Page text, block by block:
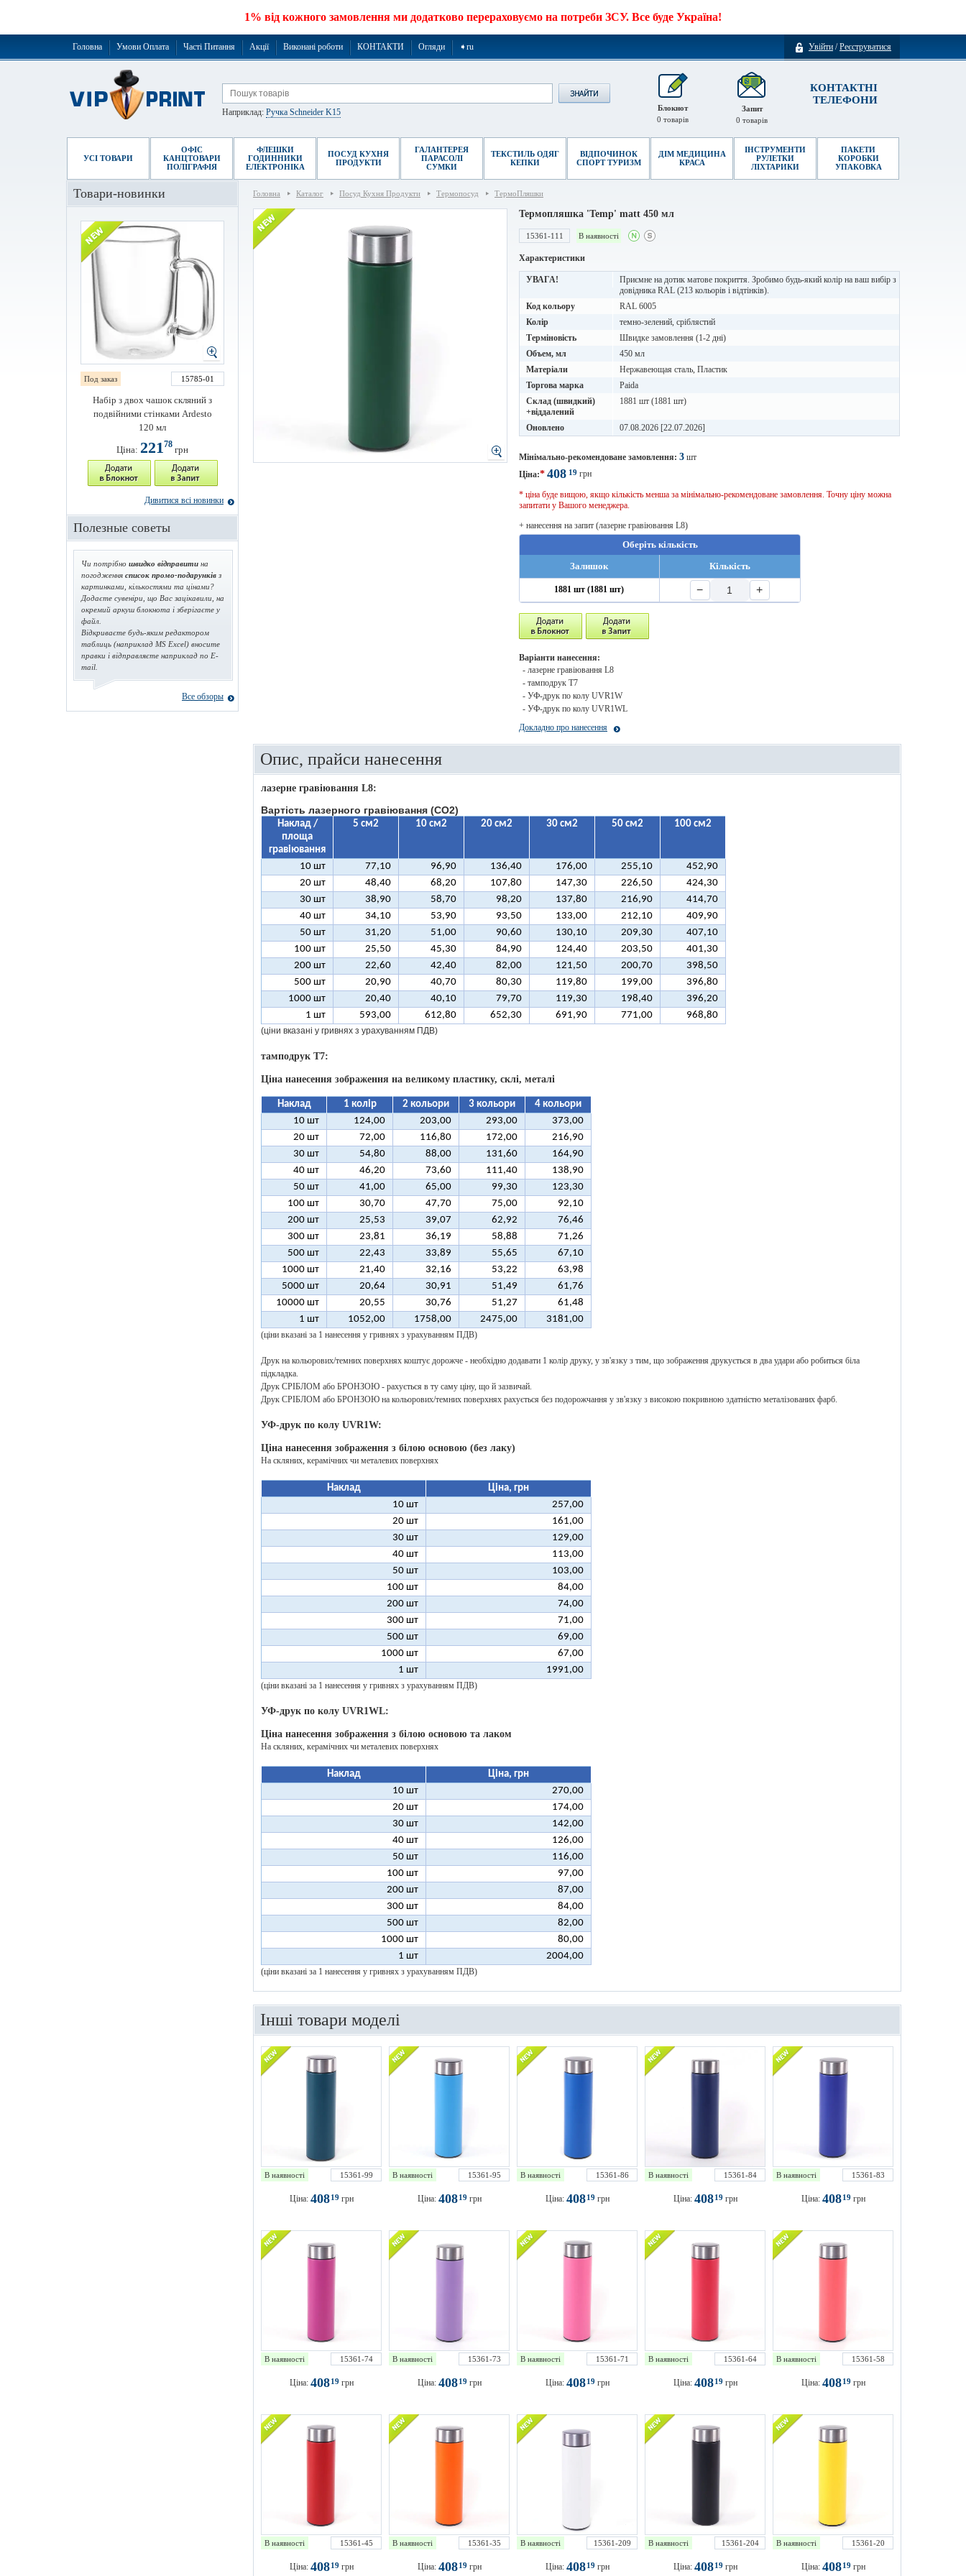
1% від кожного замовлення ми додатково перераховуємо на потреби ЗСУ. Все буде Україна!
Увійти /Реєструватися
Головна Умови Оплата Часті Питання Акції Виконані роботи КОНТАКТИ Огляди ➧ru
КОНТАКТНІ
ТЕЛЕФОНИ
Запит
0 товарів
Наприклад: Ручка Schneider K15
Блокнот
0 товарів
УСІ ТОВАРИ
ОФІС
КАНЦТОВАРИ
ПОЛІГРАФІЯ
ФЛЕШКИ
ГОДИННИКИ
ЕЛЕКТРОНІКА
ПОСУД КУХНЯ
ПРОДУКТИ
ГАЛАНТЕРЕЯ
ПАРАСОЛІ
СУМКИ
ТЕКСТИЛЬ ОДЯГ
КЕПКИ
ВІДПОЧИНОК
СПОРТ ТУРИЗМ
ДІМ МЕДИЦИНА
КРАСА
ІНСТРУМЕНТИ
РУЛЕТКИ
ЛІХТАРИКИ
ПАКЕТИ
КОРОБКИ
УПАКОВКА
Головна Каталог Посуд Кухня Продукти Термопосуд ТермоПляшки
Термопляшка 'Temp' matt 450 мл
15361-111 В наявності
Характеристики
УВАГА!
Приємне на дотик матове покриття. Зробимо будь-який колір на ваш вибір з
довідника RAL (213 кольорів і відтінків).
Код кольору
RAL 6005
Колір
темно-зелений, сріблястий
Терміновість
Швидке замовлення (1-2 дні)
Объем, мл
450 мл
Матеріали
Нержавеющая сталь, Пластик
Торгова марка
Paida
Склад (швидкий)
+віддалений
1881 шт (1881 шт)
Оновлено 07.08.2026 [22.07.2026]
Мінімально-рекомендоване замовлення: 3 шт
Ціна:* 408 19 грн
* ціна буде вищою, якщо кількість менша за мінімально-рекомендоване замовлення. Точну ціну можна
запитати у Вашого менеджера.
+ нанесення на запит (лазерне гравіювання L8)
Оберіть кількість
Залишок
Кількість
1881 шт (1881 шт) − +
Варіанти нанесення:
- лазерне гравіювання L8
- тамподрук T7
- УФ-друк по колу UVR1W
- УФ-друк по колу UVR1WL
Докладно про нанесення
Опис, прайси нанесення
лазерне гравіювання L8:
Вартість лазерного гравіювання (CO2)
Наклад /
площа
гравіювання
5 см2 10 см2 20 см2 30 см2 50 см2 100 см2
10 шт 77,10 96,90 136,40 176,00 255,10
452,90
20 шт
48,40 68,20 107,80 147,30 226,50
424,30
30 шт
38,90 58,70 98,20 137,80 216,90
414,70
40 шт
34,10 53,90 93,50 133,00 212,10
409,90
50 шт
31,20 51,00 90,60 130,10 209,30
407,10
100 шт
25,50 45,30 84,90 124,40 203,50
401,30
200 шт
22,60 42,40 82,00 121,50 200,70
398,50
500 шт
20,90 40,70 80,30 119,80 199,00
396,80
1000 шт
20,40 40,10 79,70 119,30 198,40
396,20
1 шт
593,00 612,80 652,30 691,90 771,00 968,80
(ціни вказані у гривнях з урахуванням ПДВ)
тамподрук T7:
Ціна нанесення зображення на великому пластику, склі, металі
Наклад 1 колір 2 кольори 3 кольори
4 кольори
10 шт
124,00 203,00 293,00
373,00
20 шт
72,00 116,80 172,00
216,90
30 шт
54,80 88,00 131,60
164,90
40 шт
46,20 73,60 111,40
138,90
50 шт
41,00 65,00 99,30
123,30
100 шт
30,70 47,70 75,00
92,10
200 шт
25,53 39,07 62,92
76,46
300 шт
23,81 36,19 58,88
71,26
500 шт
22,43 33,89 55,65
67,10
1000 шт
21,40 32,16 53,22
63,98
5000 шт
20,64 30,91 51,49
61,76
10000 шт
20,55 30,76 51,27
61,48
1 шт
1052,00 1758,00 2475,00 3181,00
(ціни вказані за 1 нанесення у гривнях з урахуванням ПДВ)
Друк на кольорових/темних поверхнях коштує дорожче - необхідно додавати 1 колір друку, у зв'язку з тим, що зображення друкується в два удари або робиться біла
підкладка.
Друк СРІБЛОМ або БРОНЗОЮ - рахується в ту саму ціну, що й зазвичай.
Друк СРІБЛОМ або БРОНЗОЮ на кольорових/темних поверхнях рахується без подорожчання у зв'язку з високою покривною здатністю металізованих фарб.
УФ-друк по колу UVR1W:
Ціна нанесення зображення з білою основою (без лаку)
На скляних, керамічних чи металевих поверхнях
Наклад
Ціна, грн
10 шт
257,00
20 шт
161,00
30 шт
129,00
40 шт
113,00
50 шт
103,00
100 шт
84,00
200 шт
74,00
300 шт
71,00
500 шт
69,00
1000 шт
67,00
1 шт
1991,00
(ціни вказані за 1 нанесення у гривнях з урахуванням ПДВ)
УФ-друк по колу UVR1WL:
Ціна нанесення зображення з білою основою та лаком
На скляних, керамічних чи металевих поверхнях
Наклад
Ціна, грн
10 шт
270,00
20 шт
174,00
30 шт
142,00
40 шт
126,00
50 шт
116,00
100 шт
97,00
200 шт
87,00
300 шт
84,00
500 шт
82,00
1000 шт
80,00
1 шт
2004,00
(ціни вказані за 1 нанесення у гривнях з урахуванням ПДВ)
Інші товари моделі
В наявності 15361-99
Ціна: 40819 грн
В наявності 15361-95
Ціна: 40819 грн
В наявності 15361-86
Ціна: 40819 грн
В наявності 15361-84
Ціна: 40819 грн
В наявності 15361-83
Ціна: 40819 грн
В наявності 15361-74
Ціна: 40819 грн
В наявності 15361-73
Ціна: 40819 грн
В наявності 15361-71
Ціна: 40819 грн
В наявності 15361-64
Ціна: 40819 грн
В наявності 15361-58
Ціна: 40819 грн
В наявності 15361-45
Ціна: 40819 грн
В наявності 15361-35
Ціна: 40819 грн
В наявності 15361-209
Ціна: 40819 грн
В наявності 15361-204
Ціна: 40819 грн
В наявності 15361-20
Ціна: 40819 грн
Товари-новинки
Под заказ 15785-01
Набір з двох чашок скляний з
подвійними стінками Ardesto
120 мл
Ціна: 22178 грн
Дивитися всі новинки
Полезные советы
Чи потрібно швидко відправити на
погодження список промо-подарунків з
картинками, кількостями та цінами?
Додаєте сувеніри, що Вас зацікавили, на
окремий аркуш блокнота і зберігаєте у
файл.
Відкриваєте будь-яким редактором
таблиць (наприклад MS Excel) вносите
правки і відправляєте наприклад по E-
mail.
Все обзоры